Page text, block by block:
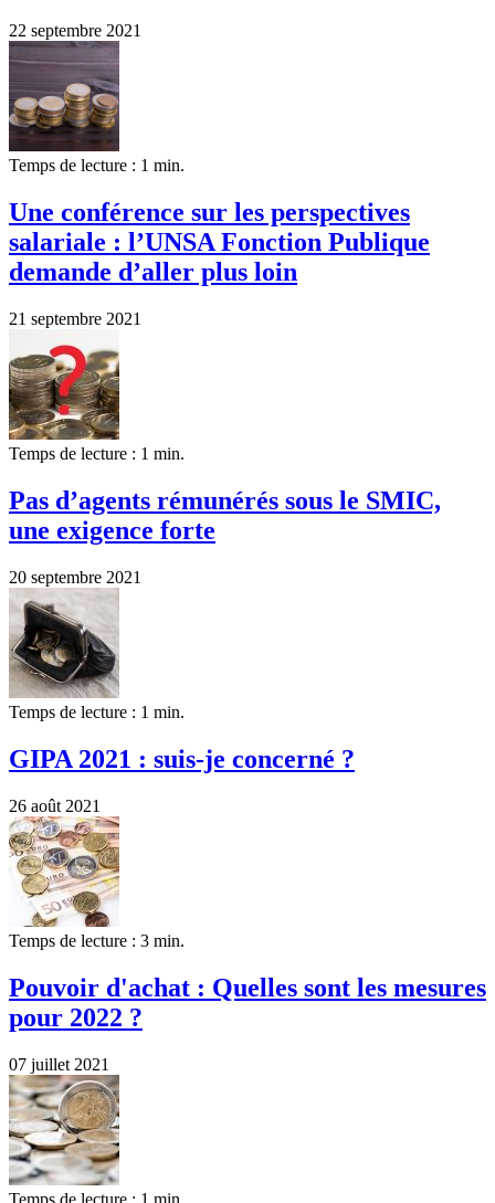
22 septembre 2021
Temps de lecture : 1 min.
Une conférence sur les perspectives
salariale : l’UNSA Fonction Publique
demande d’aller plus loin
21 septembre 2021
Temps de lecture : 1 min.
Pas d’agents rémunérés sous le SMIC,
une exigence forte
20 septembre 2021
Temps de lecture : 1 min.
GIPA 2021 : suis-je concerné ?
26 août 2021
Temps de lecture : 3 min.
Pouvoir d'achat : Quelles sont les mesures
pour 2022 ?
07 juillet 2021
Temps de lecture : 1 min.